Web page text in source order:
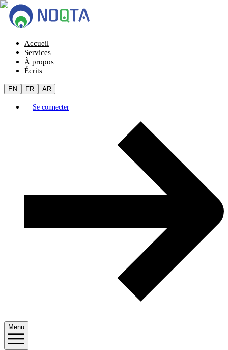
Accueil
Services
À propos
Écrits
EN FR AR
Se connecter
Menu